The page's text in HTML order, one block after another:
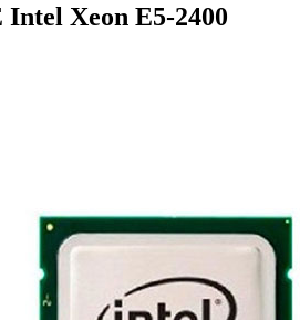
Xeon E5-2400